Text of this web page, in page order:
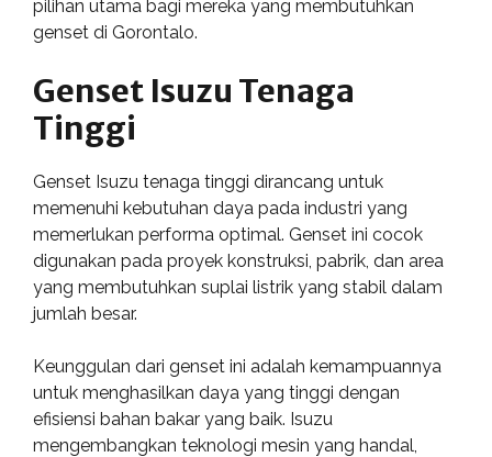
pilihan utama bagi mereka yang membutuhkan
genset di Gorontalo.
Genset Isuzu Tenaga
Tinggi
Genset Isuzu tenaga tinggi dirancang untuk
memenuhi kebutuhan daya pada industri yang
memerlukan performa optimal. Genset ini cocok
digunakan pada proyek konstruksi, pabrik, dan area
yang membutuhkan suplai listrik yang stabil dalam
jumlah besar.
Keunggulan dari genset ini adalah kemampuannya
untuk menghasilkan daya yang tinggi dengan
efisiensi bahan bakar yang baik. Isuzu
mengembangkan teknologi mesin yang handal,